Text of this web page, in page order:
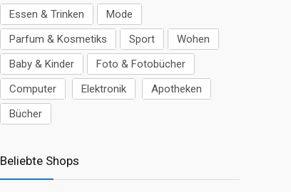
Essen & Trinken
Mode
Parfum & Kosmetiks
Sport
Wohen
Baby & Kinder
Foto & Fotobücher
Computer
Elektronik
Apotheken
Bücher
Beliebte Shops